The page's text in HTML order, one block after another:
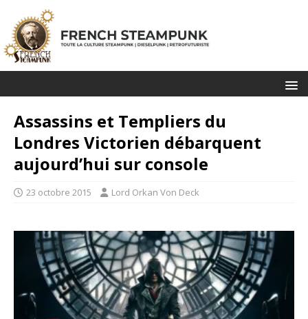
Assassins et Templiers du
Londres Victorien débarquent
aujourd’hui sur console
23 octobre 2015 Lord Orkan Von Deck